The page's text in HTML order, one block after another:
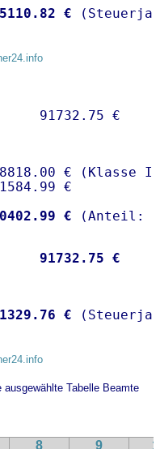
€
€ (Klasse I)
€
€
91732.75 €
€
Tabelle Beamte
8 9